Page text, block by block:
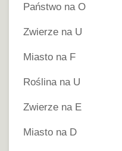
Państwo na O
Zwierze na U
Miasto na F
Roślina na U
Zwierze na E
Miasto na D